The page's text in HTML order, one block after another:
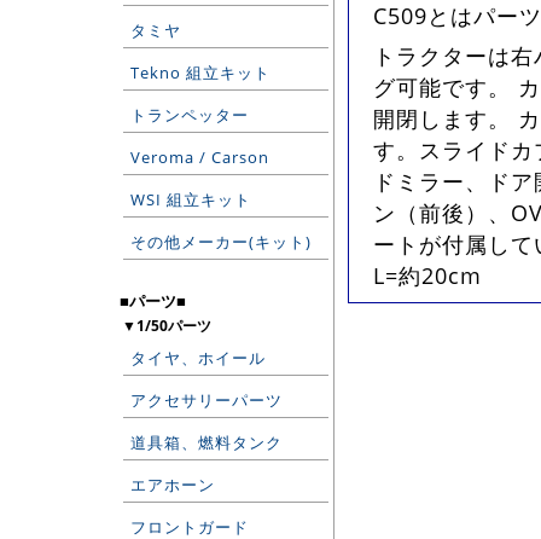
タミヤ
Tekno 組立キット
トランペッター
Veroma / Carson
WSI 組立キット
その他メーカー(キット)
■パーツ■
▼1/50パーツ
タイヤ、ホイール
アクセサリーパーツ
道具箱、燃料タンク
エアホーン
フロントガード
C509とはパー
トラクターは
グ可能です。
開閉します。
す。スライド
ドミラー、ド
ン（前後）、
ートが付属し
L=約20cm